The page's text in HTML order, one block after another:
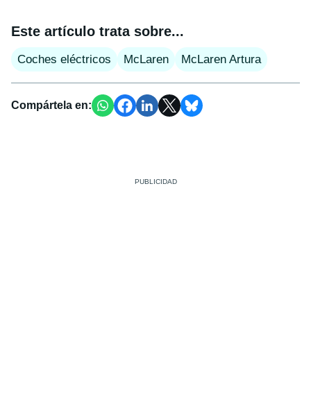
Este artículo trata sobre...
Coches eléctricos McLaren McLaren Artura
Compártela en: